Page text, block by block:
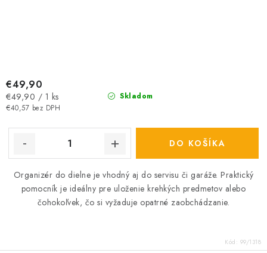
Skladom
€40,57 bez DPH
€49,90
Jednotková
cena:
€49,90 / 1 ks
DO KOŠÍKA
Organizér do dielne je vhodný aj do servisu či garáže. Praktický
pomocník je ideálny pre uloženie krehkých predmetov alebo
čohokoľvek, čo si vyžaduje opatrné zaobchádzanie.
Kód: 99/1318